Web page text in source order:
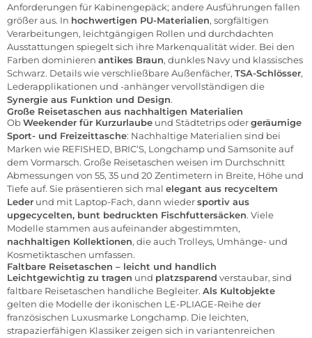
Anforderungen für Kabinengepäck; andere Ausführungen fallen
größer aus. In hochwertigen PU-Materialien, sorgfältigen
Verarbeitungen, leichtgängigen Rollen und durchdachten
Ausstattungen spiegelt sich ihre Markenqualität wider. Bei den
Farben dominieren antikes Braun, dunkles Navy und klassisches
Schwarz. Details wie verschließbare Außenfächer, TSA-Schlösser,
Lederapplikationen und -anhänger vervollständigen die
Synergie aus Funktion und Design.
Große Reisetaschen aus nachhaltigen Materialien
ObWeekender für Kurzurlaube und Städtetrips odergeräumige
Sport- und Freizeittasche: Nachhaltige Materialien sind bei
Marken wie REFISHED, BRIC‘S, Longchamp und Samsoniteauf
dem Vormarsch. Große Reisetaschen weisen im Durchschnitt
Abmessungen von 55, 35 und 20 Zentimetern in Breite, Höhe und
Tiefe auf. Sie präsentieren sich mal elegant aus recyceltem
Leder und mit Laptop-Fach, dann wiedersportiv aus
upgecycelten, bunt bedruckten Fischfuttersäcken. Viele
Modelle stammen aus aufeinander abgestimmten,
nachhaltigen Kollektionen, die auch Trolleys, Umhänge- und
Kosmetiktaschen umfassen.
Faltbare Reisetaschen – leicht und handlich
Leichtgewichtig zu tragen und platzsparend verstaubar, sind
faltbare Reisetaschen handliche Begleiter. Als Kultobjekte
gelten die Modelle der ikonischen LE-PLIAGE-Reihe der
französischen Luxusmarke Longchamp. Die leichten,
strapazierfähigen Klassiker zeigen sich in variantenreichen